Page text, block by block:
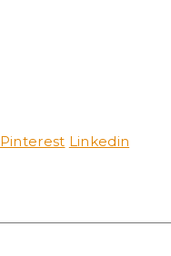
Pinterest Linkedin